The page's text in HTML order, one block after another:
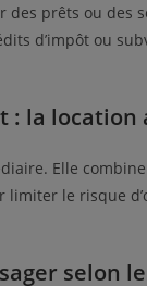
des prêts ou
d’impôt ou
la location
Elle
le risque
selon